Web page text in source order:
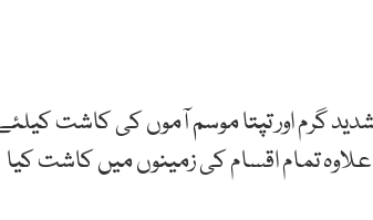
گرم اور تپتا موسم آموں کی کاشت
تمام اقسام کی زمینوں میں کاشت کیا